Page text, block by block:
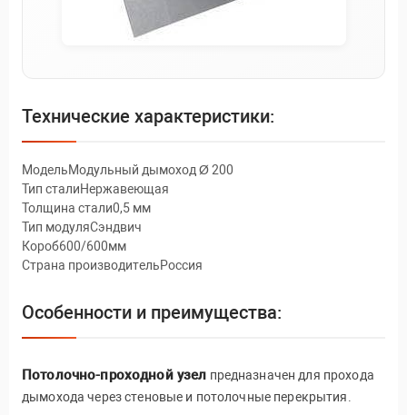
Технические характеристики:
МодельМодульный дымоход Ø 200
Тип сталиНержавеющая
Толщина стали0,5 мм
Тип модуляСэндвич
Короб600/600мм
Страна производительРоссия
Особенности и преимущества:
Потолочно-проходной узел предназначен для прохода
дымохода через стеновые и потолочные перекрытия.